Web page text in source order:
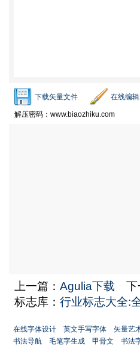
下载矢量文件 在线编
解压密码：www.biaozhiku.com
上一篇： Agulia下载 下
标志库： 行业标志大全:
在线字体设计 英文手写字体 矢量艺
书法导航
毛笔字生成 甲骨文 书法